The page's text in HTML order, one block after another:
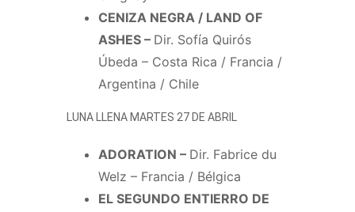
CENIZA NEGRA / LAND OF
ASHES – Dir. Sofía Quirós
Úbeda – Costa Rica / Francia /
Argentina / Chile
LUNA LLENA MARTES 27 DE ABRIL
ADORATION – Dir. Fabrice du
Welz – Francia / Bélgica
EL SEGUNDO ENTIERRO DE